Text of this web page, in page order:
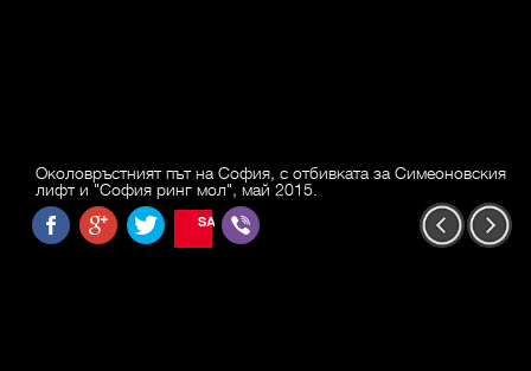
Околовръстният път на София, с отбивката за Симеоновския
лифт и "София ринг мол", май 2015.
SAVE